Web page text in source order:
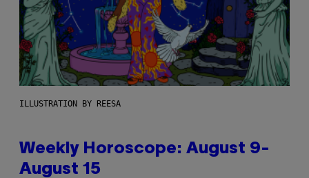
ILLUSTRATION BY REESA
Weekly Horoscope: August 9-
August 15